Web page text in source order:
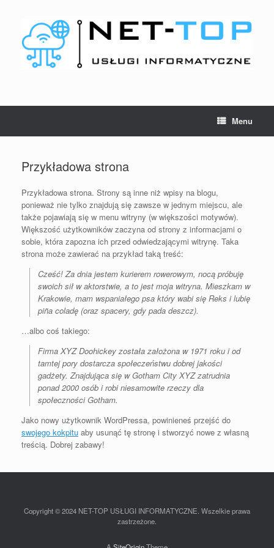
Menu
Przykładowa strona
Przykładowa strona. Strony są inne niż wpisy na blogu,
ponieważ nie tylko znajdują się zawsze w jednym miejscu, ale
także pojawiają się w menu witryny (w większości motywów).
Większość użytkowników zaczyna od strony z informacjami o
sobie, która zapozna ich przed odwiedzającymi witrynę. Taka
strona może zawierać na przykład taką treść:
Cześć! Za dnia jestem kurierem rowerowym, nocą próbuję
swoich sił w aktorstwie, a to jest moja witryna. Mieszkam w
Krakowie, mam wspaniałego psa który wabi się Reks i lubię
piña coladę (oraz spacery, gdy pada deszcz).
…albo coś takiego:
Firma XYZ Doohickey została założona w 1971 roku i od
tamtej pory dostarcza społeczeństwu dobrej jakości
gadżety. Znajdująca się w Gotham City XYZ zatrudnia
ponad 2000 osób i robi niesamowite rzeczy dla
społeczności Gotham.
Jako nowy użytkownik WordPressa, powinieneś przejść do
swojego kokpitu aby usunąć tę stronę i stworzyć nowe z własną
treścią. Dobrej zabawy!
Copyright © 2024 NET-TOP USŁUGI INFORMATYCZNE. Wszelkie prawa
zastrzeżone.